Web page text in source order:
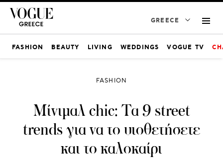
GREECE
FASHION BEAUTY LIVING WEDDINGS VOGUE TV
FASHION
Μίνιμαλ chic: Τα 9 street
trends για να το υιοθετήσετε
και το καλοκαίρι